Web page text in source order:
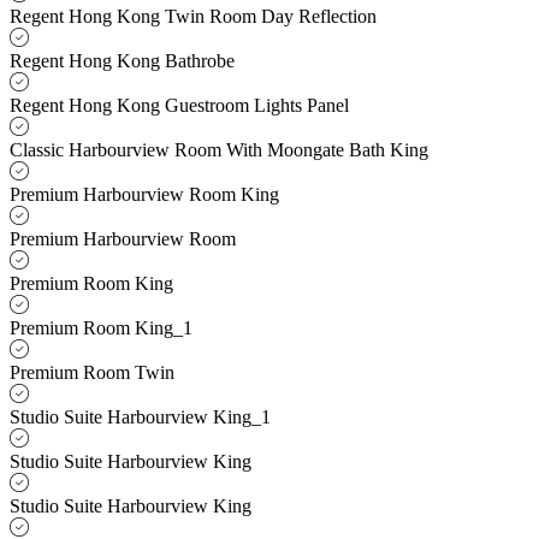
Regent Hong Kong Twin Room Day Reflection
Regent Hong Kong Bathrobe
Regent Hong Kong Guestroom Lights Panel
Classic Harbourview Room With Moongate Bath King
Premium Harbourview Room King
Premium Harbourview Room
Premium Room King
Premium Room King_1
Premium Room Twin
Studio Suite Harbourview King_1
Studio Suite Harbourview King
Studio Suite Harbourview King